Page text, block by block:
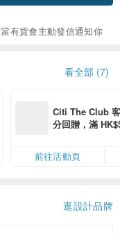
有貨會主動發信通知你
看全部 (7)
Citi The Club
分回贈，滿
前往活動頁
逛設計品牌